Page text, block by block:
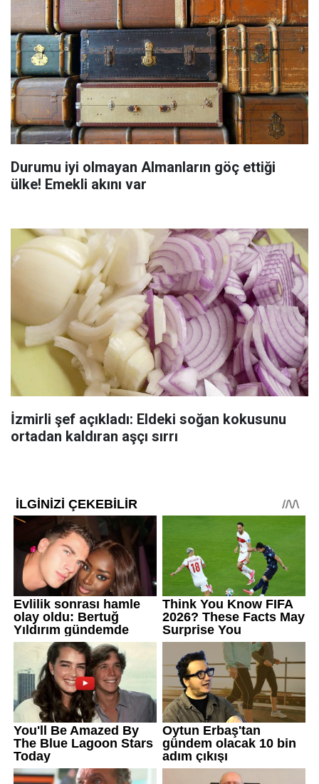
Durumu iyi olmayan Almanların göç ettiği
ülke! Emekli akını var
İzmirli şef açıkladı: Eldeki soğan kokusunu
ortadan kaldıran aşçı sırrı